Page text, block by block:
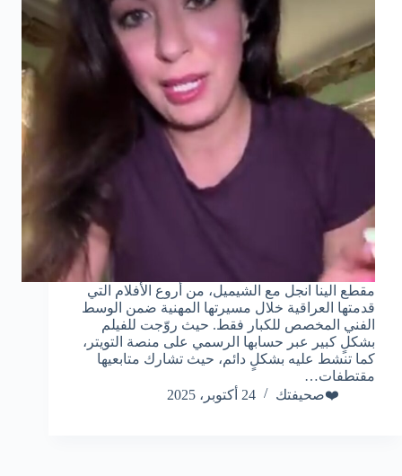
مقطع الينا انجل مع الشيميل، من أروع الأفلام التي
قدمتها العراقية خلال مسيرتها المهنية ضمن الوسط
الفني المخصص للكبار فقط. حيث روّجت للفيلم
بشكلٍ كبير عبر حسابها الرسمي على منصة التويتر،
كما تنشط عليه بشكلٍ دائم، حيث تشارك متابعيها
مقتطفات…
❤️صحيفتك
24 أكتوبر، 2025